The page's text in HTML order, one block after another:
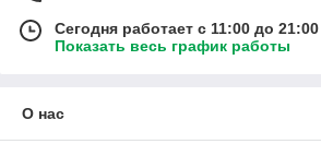
Сегодня работает с 11:00 до 21:00
Показать весь график работы
О нас